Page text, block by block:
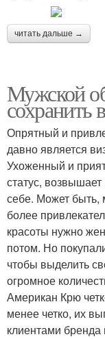
читать дальше →
Мужской
сохранить
Опрятный и
давно является
Ухоженный и
статус,
себе. Может быть,
более
красоты нужно
потом. Но
чтобы выделить
огромное
Американ Крю
менее четко, их
клиентами